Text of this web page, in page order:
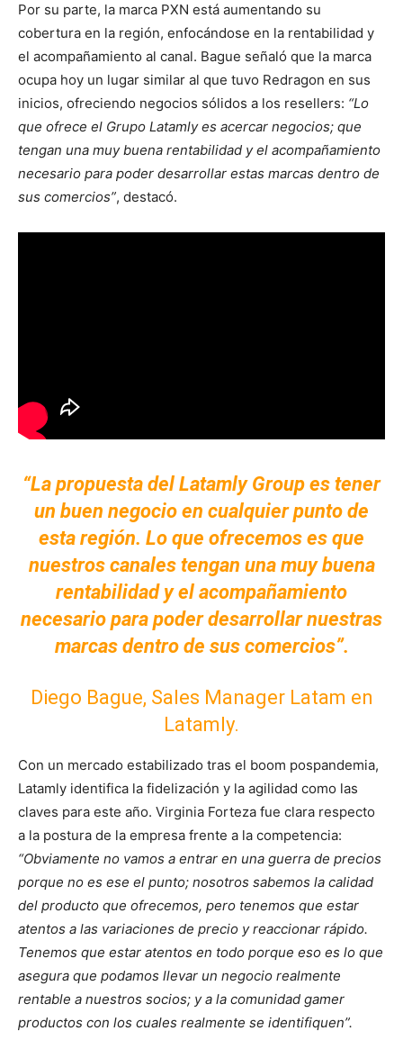
Por su parte, la marca PXN está aumentando su
cobertura en la región, enfocándose en la rentabilidad y
el acompañamiento al canal. Bague señaló que la marca
ocupa hoy un lugar similar al que tuvo Redragon en sus
inicios, ofreciendo negocios sólidos a los resellers: “Lo
que ofrece el Grupo Latamly es acercar negocios; que
tengan una muy buena rentabilidad y el acompañamiento
necesario para poder desarrollar estas marcas dentro de
sus comercios”, destacó.
“La propuesta del Latamly Group es tener
un buen negocio en cualquier punto de
esta región. Lo que ofrecemos es que
nuestros canales tengan una muy buena
rentabilidad y el acompañamiento
necesario para poder desarrollar nuestras
marcas dentro de sus comercios”.
Diego Bague, Sales Manager Latam en
Latamly.
Con un mercado estabilizado tras el boom pospandemia,
Latamly identifica la fidelización y la agilidad como las
claves para este año. Virginia Forteza fue clara respecto
a la postura de la empresa frente a la competencia:
“Obviamente no vamos a entrar en una guerra de precios
porque no es ese el punto; nosotros sabemos la calidad
del producto que ofrecemos, pero tenemos que estar
atentos a las variaciones de precio y reaccionar rápido.
Tenemos que estar atentos en todo porque eso es lo que
asegura que podamos llevar un negocio realmente
rentable a nuestros socios; y a la comunidad gamer
productos con los cuales realmente se identifiquen”.